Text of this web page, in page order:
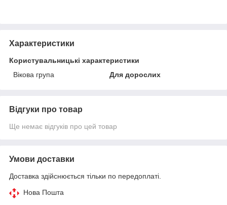
Характеристики
Користувальницькі характеристики
Вікова група
Для дорослих
Відгуки про товар
Ще немає відгуків про цей товар
Умови доставки
Доставка здійснюється тільки по передоплаті.
Нова Пошта